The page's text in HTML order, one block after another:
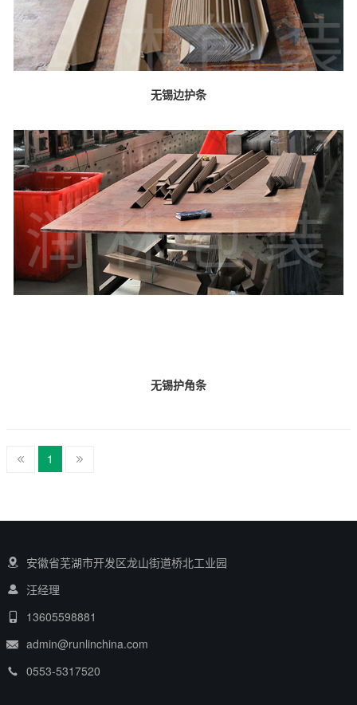
无锡边护条
无锡护角条
1
安徽省芜湖市开发区龙山街道桥北工业园
汪经理
13605598881
admin@runlinchina.com
0553-5317520